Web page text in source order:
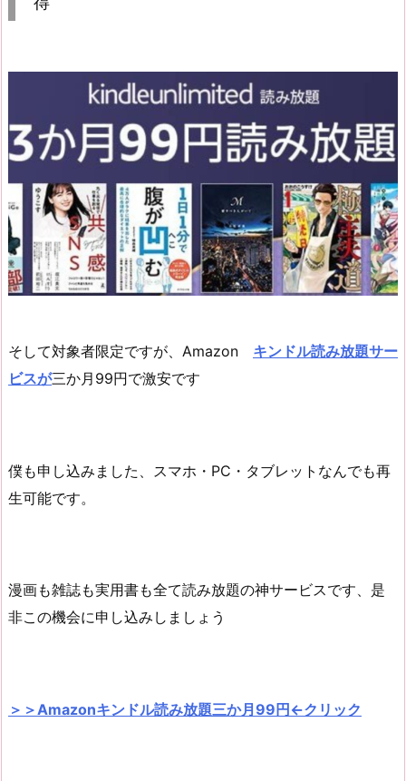
そして対象者限定ですが、Amazon キンドル読み放題サー
ビスが三か月99円で激安です
僕も申し込みました、スマホ・PC・タブレットなんでも再
生可能です。
漫画も雑誌も実用書も全て読み放題の神サービスです、是
非この機会に申し込みしましょう
＞＞Amazonキンドル読み放題三か月99円←クリック